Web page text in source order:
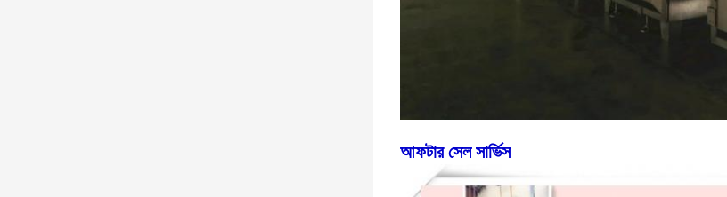
আফটার সেল সার্ভিস